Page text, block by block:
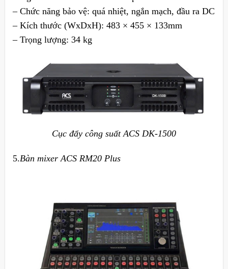
– Chức năng bảo vệ: quá nhiệt, ngắn mạch, đầu ra DC
– Kích thước (WxDxH): 483 × 455 × 133mm
– Trọng lượng: 34 kg
Cục đẩy công suất ACS DK-1500
5.Bàn mixer ACS RM20 Plus